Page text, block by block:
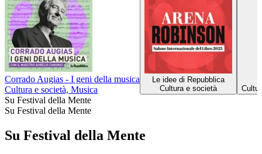
Corrado Augias - I geni della musica
Cultura e società, Musica
Le idee di Repubblica
Cultura e società
Su Festival della Mente
Su Festival della Mente
Su Festival della Mente